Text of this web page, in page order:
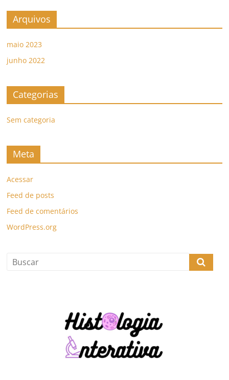
Arquivos
maio 2023
junho 2022
Categorias
Sem categoria
Meta
Acessar
Feed de posts
Feed de comentários
WordPress.org